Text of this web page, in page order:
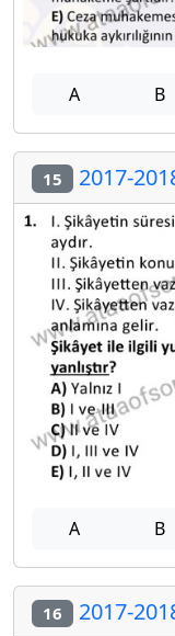
A B
15 2017-
A B
16 2017-